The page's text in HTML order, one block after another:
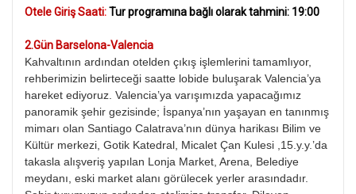
Otele Giriş Saati:Tur programına bağlı olarak tahmini: 19:00
2.Gün Barselona-Valencia
Kahvaltının ardından otelden çıkış işlemlerini tamamlıyor,
rehberimizin belirteceği saatte lobide buluşarak Valencia’ya
hareket ediyoruz. Valencia’ya varışımızda yapacağımız
panoramik şehir gezisinde; İspanya’nın yaşayan en tanınmış
mimarı olan Santiago Calatrava’nın dünya harikası Bilim ve
Kültür merkezi, Gotik Katedral, Micalet Çan Kulesi ,15.y.y.’da
takasla alışveriş yapılan Lonja Market, Arena, Belediye
meydanı, eski market alanı görülecek yerler arasındadır.